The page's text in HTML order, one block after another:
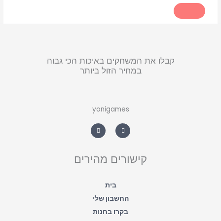
קבלו את המשחקים באיכות הכי גבוה
במחיר הזול ביותר
yonigames
a
c
e
o
h
a
t
p
p
קישורים מהירים
בית
החשבון שלי
בקרו בחנות